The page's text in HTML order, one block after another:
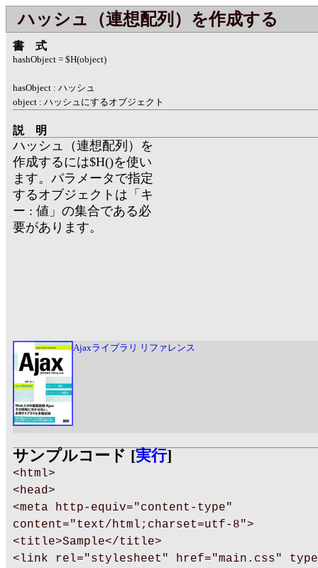
ハッシュ（連想配列）を作成する
書式
hashObject = $H(object)
hasObject : ハッシュ
object : ハッシュにするオブジェクト
説明
ハッシュ（連想配列）を
作成するには$H()を使い
ます。パラメータで指定
するオブジェクトは「キ
ー : 値」の集合である必
要があります。
Ajaxライブラリ リファレンス
サンプルコード [実行]
<html>
<head>
<meta http-equiv="content-type"
content="text/html;charset=utf-8">
<title>Sample</title>
<link rel="stylesheet" href="main.css"